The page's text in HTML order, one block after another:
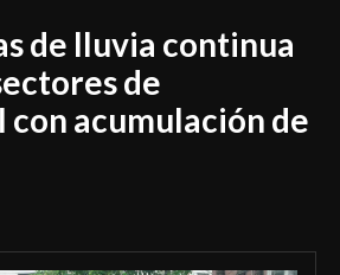
de lluvia continua
de
con acumulación de